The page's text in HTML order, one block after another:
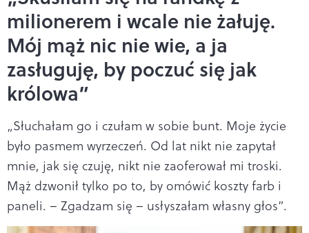
milionerem i wcale nie żałuję.
Mój mąż nic nie wie, a ja
zasługuję, by poczuć się jak
królowa”
„Słuchałam go i czułam w sobie bunt. Moje życie
było pasmem wyrzeczeń. Od lat nikt nie zapytał
mnie, jak się czuję, nikt nie zaoferował mi troski.
Mąż dzwonił tylko po to, by omówić koszty farb i
paneli. – Zgadzam się – usłyszałam własny głos”.